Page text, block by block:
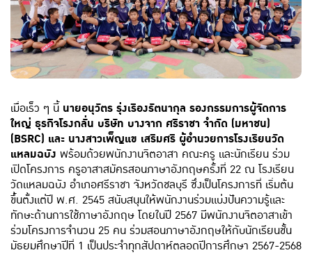
เมื่อเร็ว ๆ นี้ นายอนุวัตร รุ่งเรืองรัตนากุล รองกรรมการผู้จัดการ
ใหญ่ ธุรกิจโรงกลั่น บริษัท บางจาก ศรีราชา จำกัด (มหาชน)
(BSRC) และ นางสาวเพ็ญแข เสริมศรี ผู้อำนวยการโรงเรียนวัด
แหลมฉบัง พร้อมด้วยพนักงานจิตอาสา คณะครู และนักเรียน ร่วม
เปิดโครงการ ครูอาสาสมัครสอนภาษาอังกฤษครั้งที่ 22 ณ โรงเรียน
วัดแหลมฉบัง อำเภอศรีราชา จังหวัดชลบุรี ซึ่งเป็นโครงการที่ เริ่มต้น
ขึ้นตั้งแต่ปี พ.ศ. 2545 สนับสนุนให้พนักงานร่วมแบ่งปันความรู้และ
ทักษะด้านการใช้ภาษาอังกฤษ โดยในปี 2567 มีพนักงานจิตอาสาเข้า
ร่วมโครงการจำนวน 25 คน ร่วมสอนภาษาอังกฤษให้กับนักเรียนชั้น
มัธยมศึกษาปีที่ 1 เป็นประจำทุกสัปดาห์ตลอดปีการศึกษา 2567-2568